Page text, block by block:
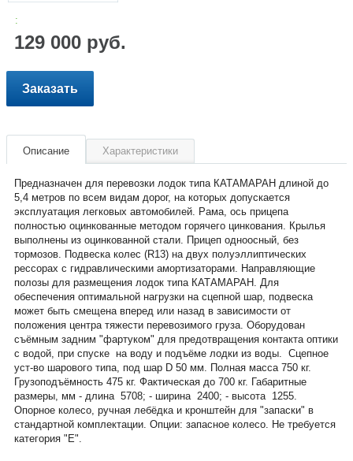
:
129 000 руб.
Заказать
Описание Характеристики
Предназначен для перевозки лодок типа КАТАМАРАН длиной до
5,4 метров по всем видам дорог, на которых допускается
эксплуатация легковых автомобилей. Рама, ось прицепа
полностью оцинкованные методом горячего цинкования. Крылья
выполнены из оцинкованной стали. Прицеп одноосный, без
тормозов. Подвеска колес (R13) на двух полуэллиптических
рессорах с гидравлическими амортизаторами. Направляющие
полозы для размещения лодок типа КАТАМАРАН. Для
обеспечения оптимальной нагрузки на сцепной шар, подвеска
может быть смещена вперед или назад в зависимости от
положения центра тяжести перевозимого груза. Оборудован
съёмным задним "фартуком" для предотвращения контакта оптики
с водой, при спуске на воду и подъёме лодки из воды. Сцепное
уст-во шарового типа, под шар D 50 мм. Полная масса 750 кг.
Грузоподъёмность 475 кг. Фактическая до 700 кг. Габаритные
размеры, мм - длина 5708; - ширина 2400; - высота 1255.
Опорное колесо, ручная лебёдка и кронштейн для "запаски" в
стандартной комплектации. Опции: запасное колесо. Не требуется
категория "Е".